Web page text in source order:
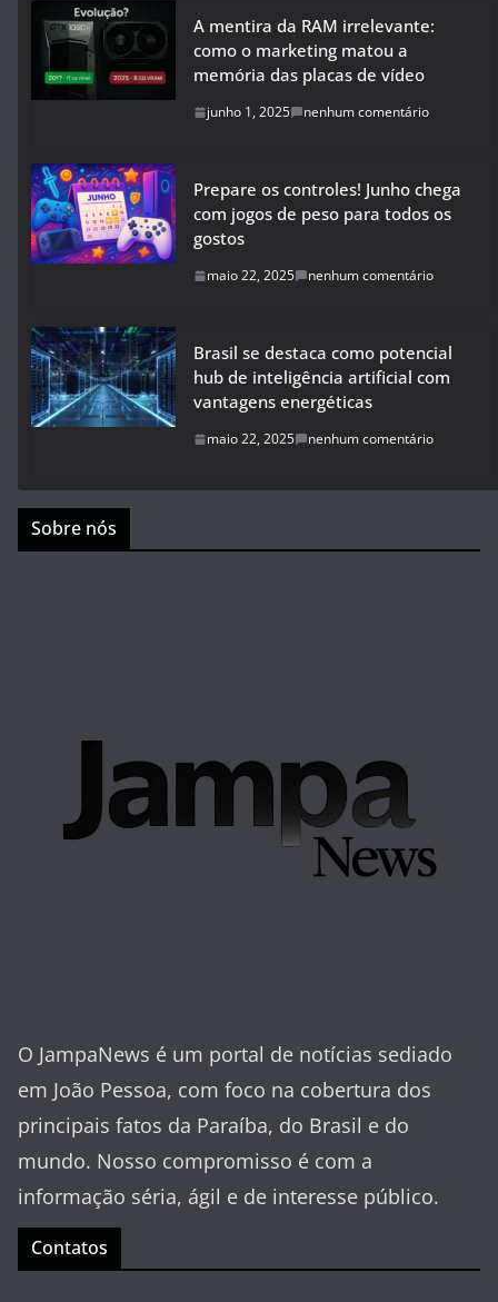
A mentira da RAM irrelevante:
como o marketing matou a
memória das placas de vídeo
junho 1, 2025 nenhum comentário
Prepare os controles! Junho chega
com jogos de peso para todos os
gostos
maio 22, 2025 nenhum comentário
Brasil se destaca como potencial
hub de inteligência artificial com
vantagens energéticas
maio 22, 2025 nenhum comentário
Sobre nós
O JampaNews é um portal de notícias sediado
em João Pessoa, com foco na cobertura dos
principais fatos da Paraíba, do Brasil e do
mundo. Nosso compromisso é com a
informação séria, ágil e de interesse público.
Contatos